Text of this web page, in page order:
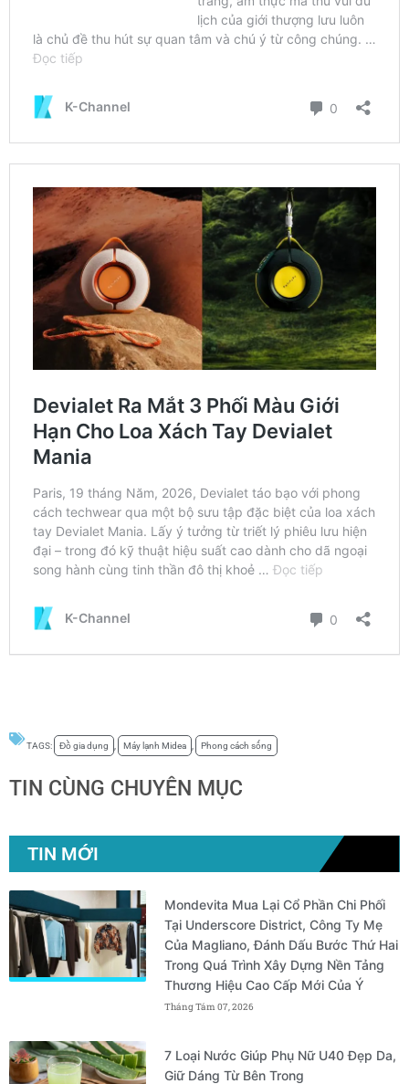
TAGS: Đồ gia dụng Máy lạnh Midea Phong cách sống
TIN CÙNG CHUYÊN MỤC
TIN MỚI
Mondevita Mua Lại Cổ Phần Chi Phối
Tại Underscore District, Công Ty Mẹ
Của Magliano, Đánh Dấu Bước Thứ Hai
Trong Quá Trình Xây Dựng Nền Tảng
Thương Hiệu Cao Cấp Mới Của Ý
Tháng Tám 07, 2026
7 Loại Nước Giúp Phụ Nữ U40 Đẹp Da,
Giữ Dáng Từ Bên Trong